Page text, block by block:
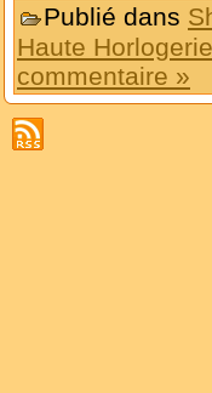
Publié dans
Haute Horlogerie
commentaire »